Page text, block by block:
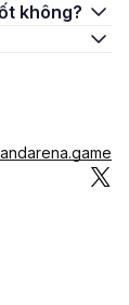
không?